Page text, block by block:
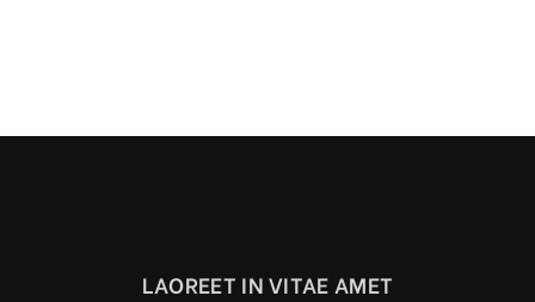
LAOREET IN VITAE AMET